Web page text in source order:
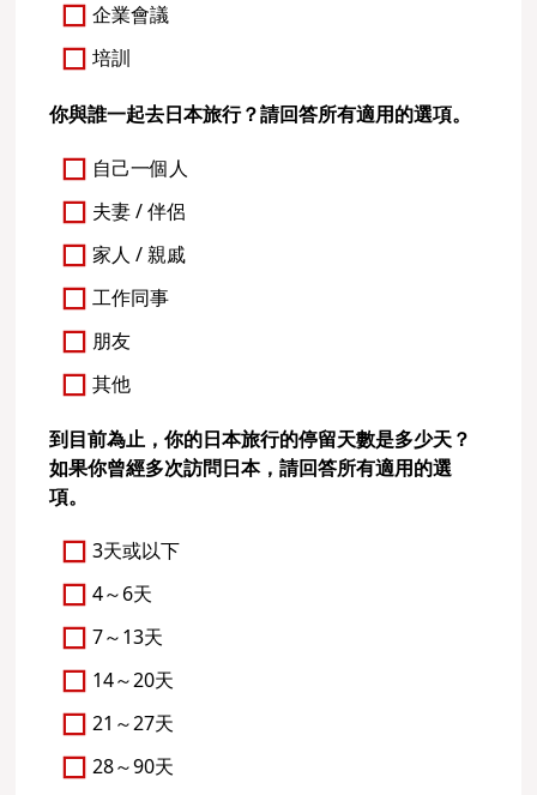
企業會議
培訓
你與誰一起去日本旅行？請回答所有適用的選項。
自己一個人
夫妻 / 伴侶
家人 / 親戚
工作同事
朋友
其他
到目前為止，你的日本旅行的停留天數是多少天？
如果你曾經多次訪問日本，請回答所有適用的選
項。
3天或以下
4～6天
7～13天
14～20天
21～27天
28～90天